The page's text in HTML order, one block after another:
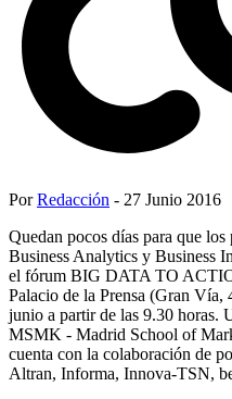
PorRedacción - 27 Junio 2016
Quedan pocos días para que
Business Analytics y Business
el fórum BIG DATA TO
Palacio de la Prensa (Gran
junio a partir de las 9.30 horas.
MSMK - Madrid School of
cuenta con la colaboración de
Altran, Informa, Innova-TSN,